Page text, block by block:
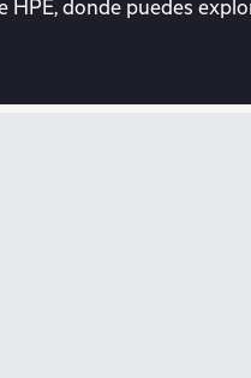
En estos
donde puedes